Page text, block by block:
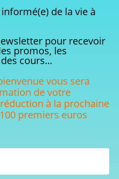
de la vie à
pour recevoir
promos, les
cours...
vous sera
de votre
à la prochaine
premiers euros